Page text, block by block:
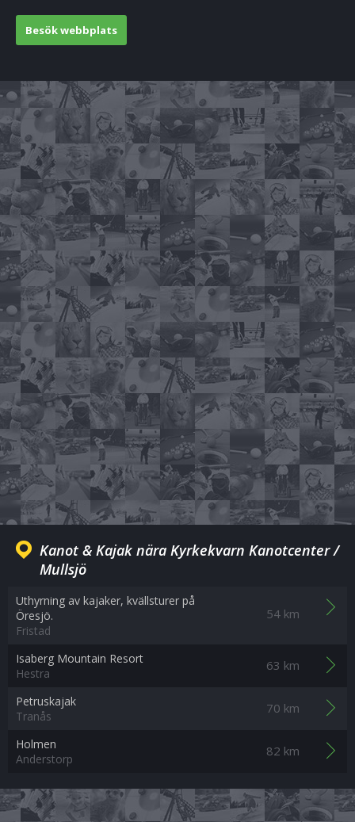
Besök webbplats
Kanot & Kajak nära Kyrkekvarn Kanotcenter /
Mullsjö
Uthyrning av kajaker, kvällsturer på
Öresjö.
Fristad
54 km
Isaberg Mountain Resort
Hestra
63 km
Petruskajak
Tranås
70 km
Holmen
Anderstorp
82 km